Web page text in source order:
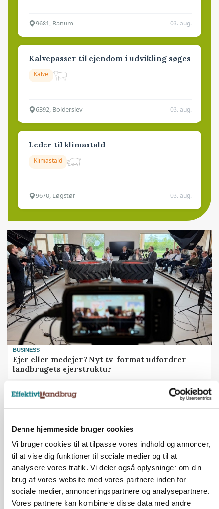
Denne hjemmeside bruger cookies
Vi bruger cookies til at tilpasse vores indhold og annoncer,
til at vise dig funktioner til sociale medier og til at
analysere vores trafik. Vi deler også oplysninger om din
brug af vores website med vores partnere inden for
sociale medier, annonceringspartnere og analysepartnere.
Vores partnere kan kombinere disse data med andre
9681, Ranum 03. aug.
Kalvepasser til ejendom i udvikling søges
Kalve
6392, Bolderslev 03. aug.
Leder til klimastald
Klimastald
9670, Løgstør 03. aug.
BUSINESS
Ejer eller medejer? Nyt tv-format udfordrer
landbrugets ejerstruktur
MARKEDSFOKUS